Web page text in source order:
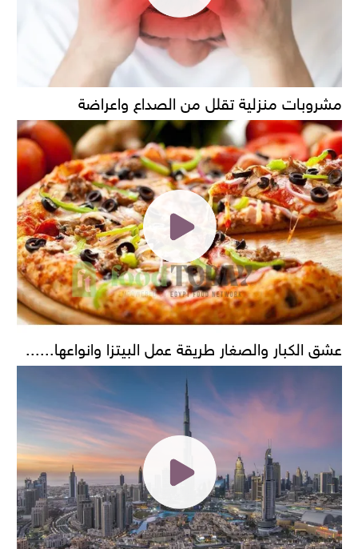
مشروبات منزلية تقلل من الصداع واعراضة
عشق الكبار والصغار طريقة عمل البيتزا وانواعها......